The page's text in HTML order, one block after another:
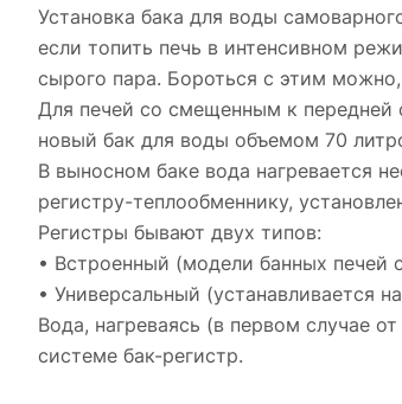
Установка бака для воды
если топить печь в интенсивном
сырого пара. Бороться с этим
Для печей со смещенным к передней
новый бак для воды объемом 70
В выносном баке вода нагревается
регистру-теплообменнику,
Регистры бывают двух типов:
• Встроенный (модели банных печей
• Универсальный (устанавливается
Вода, нагреваясь (в первом случае
системе бак-регистр.